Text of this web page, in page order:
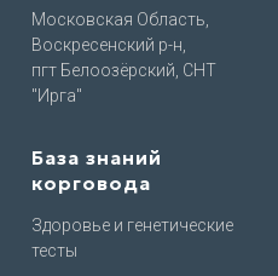
Московская Область,
Воскресенский р-н,
пгт Белоозёрский, СНТ
"Ирга"
База знаний
корговода
Здоровье и генетические
тесты